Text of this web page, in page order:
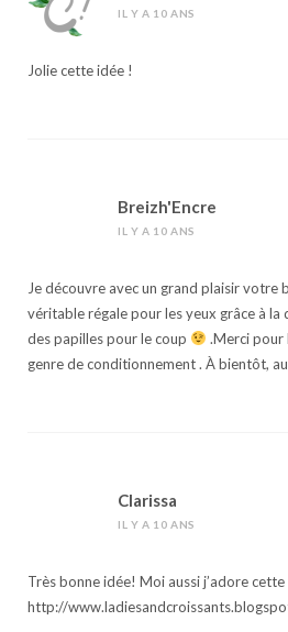
IL Y A 10 ANS
Jolie cette idée !
Breizh'Encre
IL Y A 10 ANS
Je découvre avec un grand plaisir votre
véritable régale pour les yeux grâce à
des papilles pour le coup
.Merci pour
genre de conditionnement . À bientôt,
Clarissa
IL Y A 10 ANS
Très bonne idée! Moi aussi j’adore
http://